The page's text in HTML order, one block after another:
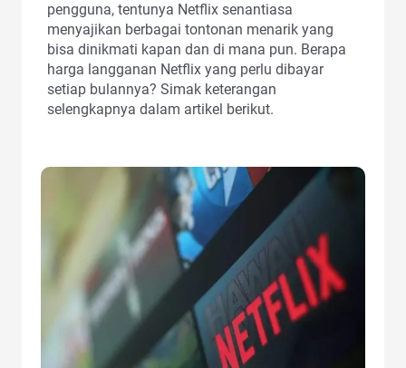
pengguna, tentunya Netflix senantiasa
menyajikan berbagai tontonan menarik yang
bisa dinikmati kapan dan di mana pun. Berapa
harga langganan Netflix yang perlu dibayar
setiap bulannya? Simak keterangan
selengkapnya dalam artikel berikut.